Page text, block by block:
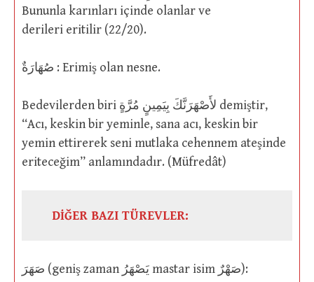
Bununla karınları içinde olanlar ve
derileri eritilir (22/20).
صُهَارَةٌ : Erimiş olan nesne.
Bedevilerden biri لأَصْهَرَنَّكَ بِيَمِينٍ مُرَّةٍ demiştir,
“Acı, keskin bir yeminle, sana acı, keskin bir
yemin ettirerek seni mutlaka cehennem ateşinde
eriteceğim” anlamındadır. (Müfredât)
DİĞER BAZI TÜREVLER:
صَهَرَ (geniş zaman يَصْهَرُ mastar isim صَهْرٌ):